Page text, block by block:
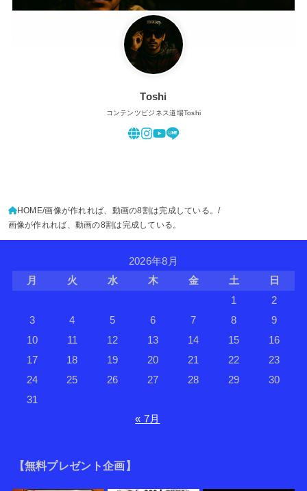
Toshi
コンテンツビジネス道場Toshi
HOME 画像が作れれば、動画の8割は完成している。
画像が作れれば、動画の8割は完成している。
2026年8月
月
火 水 木 金 土
日
1
2
3
4 5 6 7 8
9
10
11 12 13 14 15
16
17
18 19 20 21 22
23
24
25 26 27 28 29
30
31
« 7月
【無料プレゼント企画】